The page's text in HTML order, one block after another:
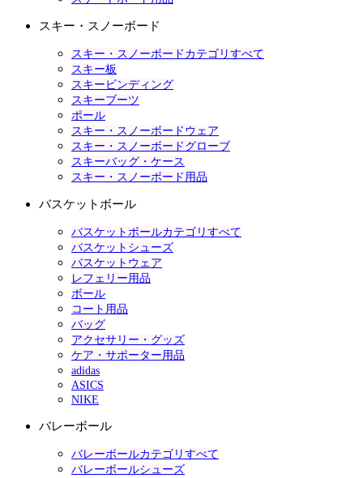
スキー・スノーボード
スキー・スノーボードカテゴリすべて
スキー板
スキービンディング
スキーブーツ
ポール
スキー・スノーボードウェア
スキー・スノーボードグローブ
スキーバッグ・ケース
スキー・スノーボード用品
バスケットボール
バスケットボールカテゴリすべて
バスケットシューズ
バスケットウェア
レフェリー用品
ボール
コート用品
バッグ
アクセサリー・グッズ
ケア・サポーター用品
adidas
ASICS
NIKE
バレーボール
バレーボールカテゴリすべて
バレーボールシューズ